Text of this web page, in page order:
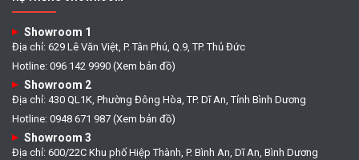
Showroom 1
Địa chỉ: 629 Lê Văn Việt, P. Tân Phú, Q.9, TP. Thủ Đức
Hotline: 096 142 9990 (Xem bản đồ)
Showroom 2
Địa chỉ: 430 QL1K, Phường Đông Hòa, TP. Dĩ An, Tỉnh Bình Dương
Hotline: 0948 671 987 (Xem bản đồ)
Showroom 3
Địa chỉ: 600/22C Khu phố Hiệp Thành, P. Bình An, Dĩ An, Bình Dương